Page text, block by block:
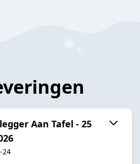
Aan Tafel - 25
24